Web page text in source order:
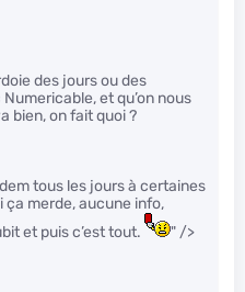
des jours ou des
et qu’on nous
bien, on fait quoi ?
tous les jours à certaines
ça merde, aucune info,
et puis c’est tout.
" />